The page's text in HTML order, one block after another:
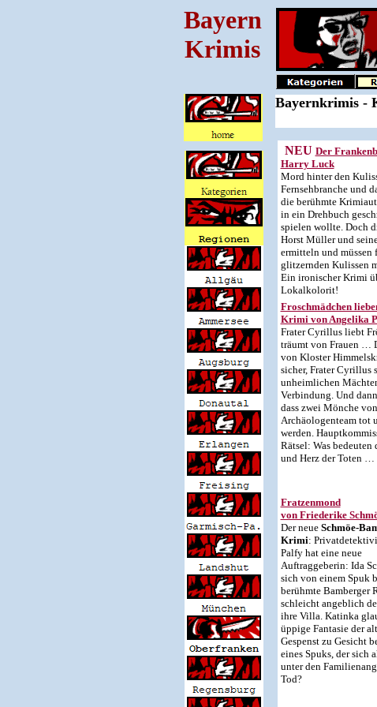
Bayern
Krimis
Bayernkrimis -
NEU Der
Harry Luck
Mord hinter den
Fernsehbranche und
die berühmte
in ein Drehbuch
spielen wollte. Doch
Horst Müller und
ermitteln und müssen
glitzernden Kulissen
Ein ironischer Krimi
Lokalkolorit!
Froschmädchen
Krimi von Angelika
Frater Cyrillus liebt
träumt von Frauen …
von Kloster
sicher, Frater Cyrillus
unheimlichen
Verbindung. Und
dass zwei Mönche
Archäologenteam tot
werden.
Rätsel: Was
und Herz der Toten …
Fratzenmond
von Friederike
Der neue Schmöe-
Krimi:
Palfy hat eine neue
Auftraggeberin: Ida
sich von einem Spuk
berühmte Bamberger
schleicht angeblich
ihre Villa. Katinka
üppige Fantasie der
Gespenst zu Gesicht
eines Spuks, der sich
unter den
Tod?